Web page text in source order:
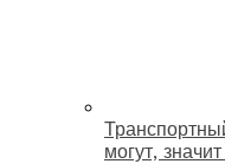
могут,